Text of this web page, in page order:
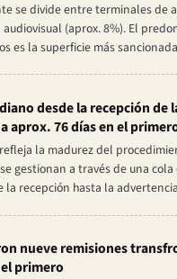
se divide entre terminales de
(aprox. 8%). El
es la superficie más
desde la recepción
aprox. 76 días en el
la madurez del
gestionan a través de una
la recepción hasta la
nueve remisiones
primero